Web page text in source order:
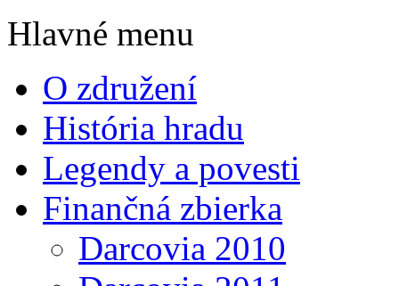
Hlavné menu
O združení
História hradu
Legendy a povesti
Finančná zbierka
Darcovia 2010